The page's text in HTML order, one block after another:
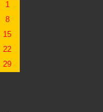
1
8
15
22
29